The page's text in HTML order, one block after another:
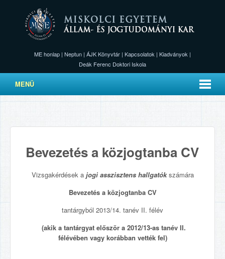
ME honlap | Neptun | ÁJK Könyvtár | Kapcsolatok | Kiadványok |
Deák Ferenc Doktori Iskola
MENÜ
Bevezetés a közjogtanba CV
Vizsgakérdések a jogi asszisztens hallgatók számára
Bevezetés a közjogtanba CV
tantárgyból 2013/14. tanév II. félév
(akik a tantárgyat először a 2012/13-as tanév II.
félévében vagy korábban vették fel)